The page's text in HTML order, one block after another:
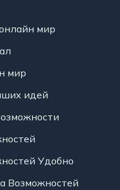
мир
мир
идей
Удобно
Возможностей